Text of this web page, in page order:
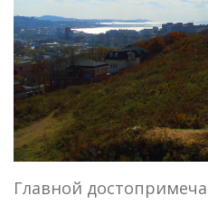
Главной